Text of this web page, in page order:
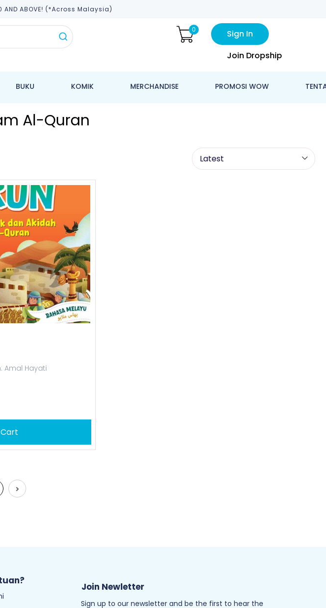
AND ABOVE! (*across Malaysia)
0
Sign In
Join Dropship
BUKU KOMIK MERCHANDISE PROMOSI WOW
Al-Quran
Amal Hayati
Join Newletter
Sign up to our newsletter and be the first to hear the